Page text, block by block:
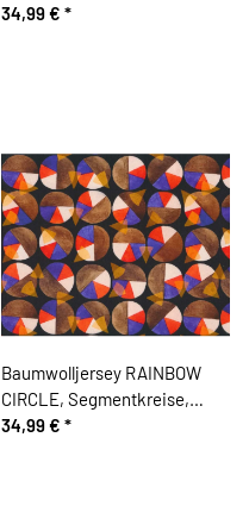
34,99 € *
Baumwolljersey RAINBOW
CIRCLE, Segmentkreise,
braun, Hilco
34,99 € *